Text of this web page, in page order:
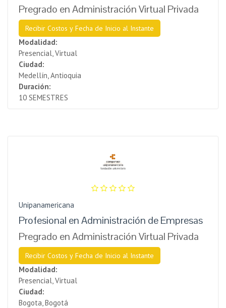
Pregrado en Administración Virtual Privada
Recibir Costos y Fecha de Inicio al Instante
Modalidad:
Presencial, Virtual
Ciudad:
Medellín, Antioquia
Duración:
10 SEMESTRES
Unipanamericana
Profesional en Administración de Empresas
Pregrado en Administración Virtual Privada
Recibir Costos y Fecha de Inicio al Instante
Modalidad:
Presencial, Virtual
Ciudad:
Bogota, Bogotá